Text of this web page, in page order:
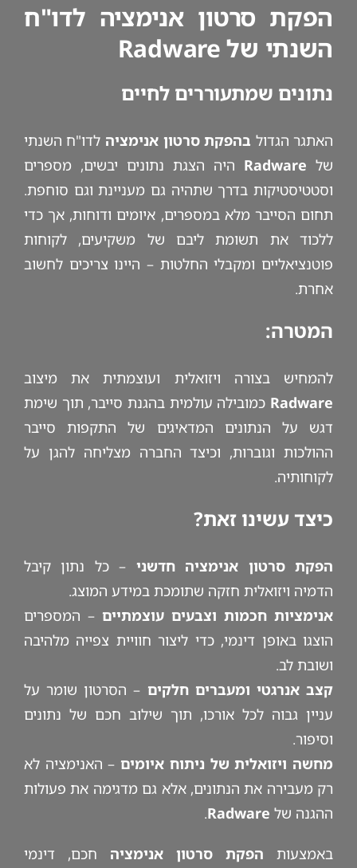
הפקת סרטון אנימציה לדו"ח
השנתי של Radware
נתונים שמתעוררים לחיים
האתגר הגדול בהפקת סרטון אנימציה לדו"ח השנתי
של Radware היה הצגת נתונים יבשים, מספרים
וסטטיסטיקות בדרך שתהיה גם מעניינת וגם סוחפת.
תחום הסייבר מלא במספרים, איומים ודוחות, אך כדי
ללכוד את תשומת ליבם של משקיעים, לקוחות
פוטנציאליים ומקבלי החלטות – היינו צריכים לחשוב
אחרת.
המטרה:
להמחיש בצורה ויזואלית ועוצמתית את מיצוב
Radware כמובילה עולמית בהגנת סייבר, תוך שימת
דגש על הנתונים המדאיגים של התקפות סייבר
ההולכות וגוברות, וכיצד החברה מצליחה להגן על
לקוחותיה.
כיצד עשינו זאת?
הפקת סרטון אנימציה חדשני – כל נתון קיבל
הדמיה ויזואלית חזקה שתומכת במידע המוצג.
אנימציות חכמות וצבעים עוצמתיים – המספרים
הוצגו באופן דינמי, כדי ליצור חוויית צפייה מלהיבה
ושובת לב.
קצב אנרגטי ומעברים חלקים – הסרטון שומר על
עניין גבוה לכל אורכו, תוך שילוב חכם של נתונים
וסיפור.
מחשה ויזואלית של ניתוח איומים – האנימציה לא
רק מעבירה את הנתונים, אלא גם מדגימה את פעולות
ההגנה של Radware
.
באמצעות הפקת סרטון אנימציה חכם, דינמי